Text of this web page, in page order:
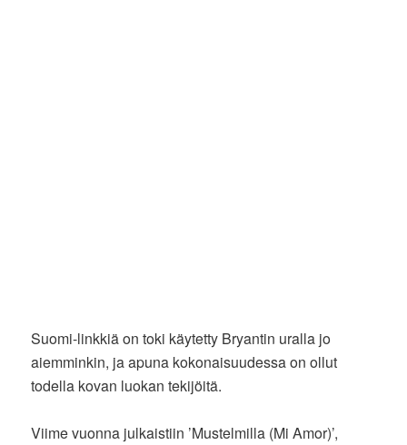
Suomi-linkkiä on toki käytetty Bryantin uralla jo
aiemminkin, ja apuna kokonaisuudessa on ollut
todella kovan luokan tekijöitä.
Viime vuonna julkaistiin ’Mustelmilla (Mi Amor)’,